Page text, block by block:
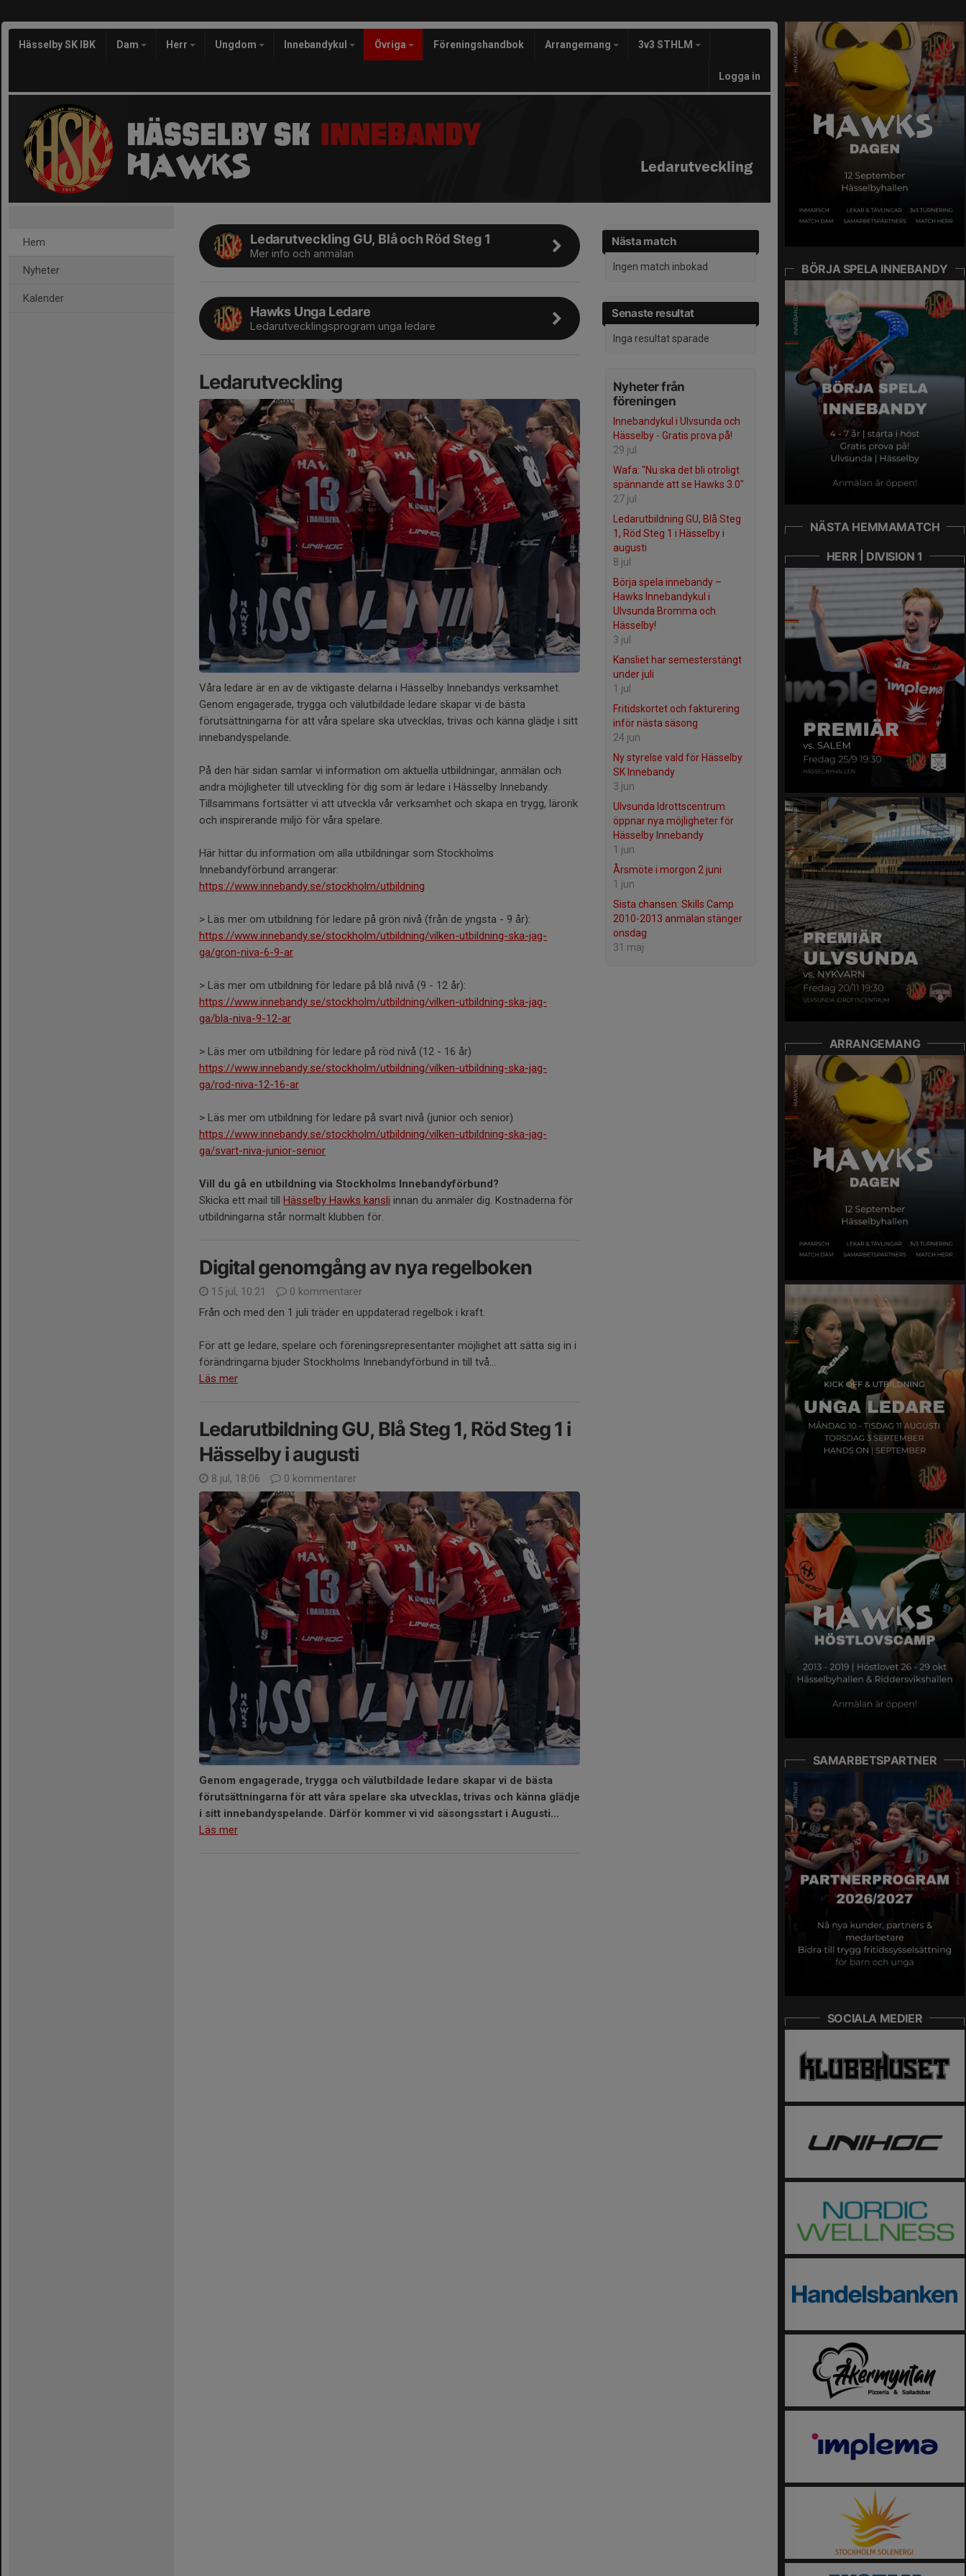
Hässelby SK IBK Dam Herr Ungdom Innebandykul Övriga Föreningshandbok Arrangemang 3v3 STHLM
Logga in
Ledarutveckling
Hem
Nyheter
Kalender
Nästa match
Ingen match inbokad
Senaste resultat
Inga resultat sparade
Nyheter från
föreningen
Innebandykul i Ulvsunda och
Hässelby - Gratis prova på!
29 jul
Wafa: "Nu ska det bli otroligt
spännande att se Hawks 3.0"
27 jul
Ledarutbildning GU, Blå Steg
1, Röd Steg 1 i Hässelby i
augusti
8 jul
Börja spela innebandy –
Hawks Innebandykul i
Ulvsunda Bromma och
Hässelby!
3 jul
Kansliet har semesterstängt
under juli
1 jul
Fritidskortet och fakturering
inför nästa säsong
24 jun
Ny styrelse vald för Hässelby
SK Innebandy
3 jun
Ulvsunda Idrottscentrum
öppnar nya möjligheter för
Hässelby Innebandy
1 jun
Årsmöte i morgon 2 juni
1 jun
Sista chansen: Skills Camp
2010-2013 anmälan stänger
onsdag
31 maj
Ledarutveckling GU, Blå och Röd Steg 1
Mer info och anmälan
Hawks Unga Ledare
Ledarutvecklingsprogram unga ledare
Ledarutveckling
Våra ledare är en av de viktigaste delarna i Hässelby Innebandys verksamhet.
Genom engagerade, trygga och välutbildade ledare skapar vi de bästa
förutsättningarna för att våra spelare ska utvecklas, trivas och känna glädje i sitt
innebandyspelande.
På den här sidan samlar vi information om aktuella utbildningar, anmälan och
andra möjligheter till utveckling för dig som är ledare i Hässelby Innebandy.
Tillsammans fortsätter vi att utveckla vår verksamhet och skapa en trygg, lärorik
och inspirerande miljö för våra spelare.
Här hittar du information om alla utbildningar som Stockholms
Innebandyförbund arrangerar:
https://www.innebandy.se/stockholm/utbildning
> Läs mer om utbildning för ledare på grön nivå (från de yngsta - 9 år):
https://www.innebandy.se/stockholm/utbildning/vilken-utbildning-ska-jag-
ga/gron-niva-6-9-ar
> Läs mer om utbildning för ledare på blå nivå (9 - 12 år):
https://www.innebandy.se/stockholm/utbildning/vilken-utbildning-ska-jag-
ga/bla-niva-9-12-ar
> Läs mer om utbildning för ledare på röd nivå (12 - 16 år)
https://www.innebandy.se/stockholm/utbildning/vilken-utbildning-ska-jag-
ga/rod-niva-12-16-ar
> Läs mer om utbildning för ledare på svart nivå (junior och senior)
https://www.innebandy.se/stockholm/utbildning/vilken-utbildning-ska-jag-
ga/svart-niva-junior-senior
Vill du gå en utbildning via Stockholms Innebandyförbund?
Skicka ett mail till
Hässelby Hawks kansli innan du anmäler dig. Kostnaderna för
utbildningarna står normalt klubben för.
Digital genomgång av nya regelboken
15 jul, 10:21
0 kommentarer
Från och med den 1 juli träder en uppdaterad regelbok i kraft.
För att ge ledare, spelare och föreningsrepresentanter möjlighet att sätta sig in i
förändringarna bjuder Stockholms Innebandyförbund in till två...
Läs mer
Ledarutbildning GU, Blå Steg 1, Röd Steg 1 i
Hässelby i augusti
8 jul, 18:06 0 kommentarer
Genom engagerade, trygga och välutbildade ledare skapar vi de bästa
förutsättningarna för att våra spelare ska utvecklas, trivas och känna glädje
i sitt innebandyspelande. Därför kommer vi vid säsongsstart i Augusti...
Läs mer
BÖRJA SPELA INNEBANDY
NÄSTA HEMMAMATCH
HERR | DIVISION 1
ARRANGEMANG
SAMARBETSPARTNER
SOCIALA MEDIER